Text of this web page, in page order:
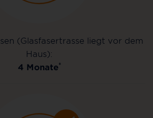
(Glasfasertrasse liegt vor dem
Haus):
4 Monate*